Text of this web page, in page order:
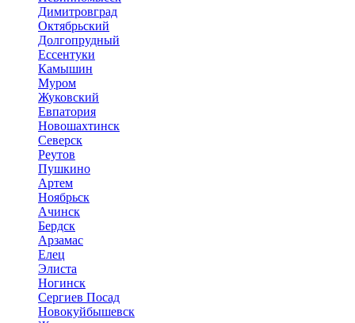
Димитровград
Октябрьский
Долгопрудный
Ессентуки
Камышин
Муром
Жуковский
Евпатория
Новошахтинск
Северск
Реутов
Пушкино
Артем
Ноябрьск
Ачинск
Бердск
Арзамас
Елец
Элиста
Ногинск
Сергиев Посад
Новокуйбышевск